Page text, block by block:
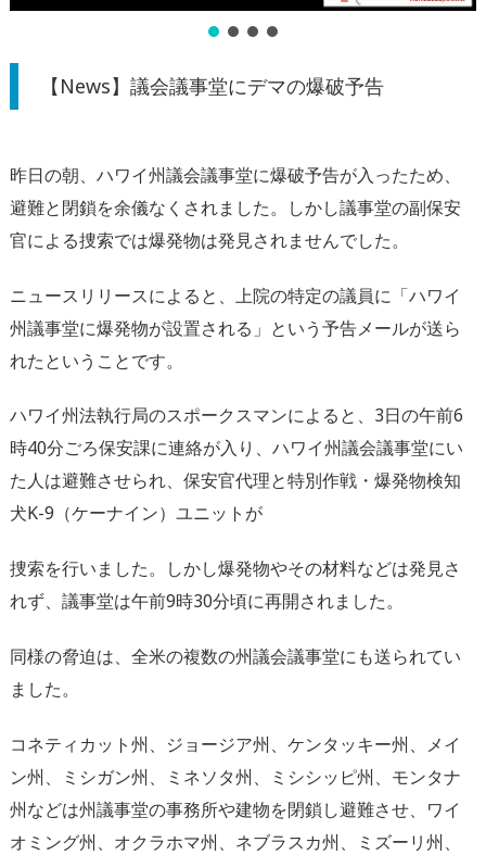
【News】議会議事堂にデマの爆破予告
昨日の朝、ハワイ州議会議事堂に爆破予告が入ったため、
避難と閉鎖を余儀なくされました。しかし議事堂の副保安
官による捜索では爆発物は発見されませんでした。
ニュースリリースによると、上院の特定の議員に「ハワイ
州議事堂に爆発物が設置される」という予告メールが送ら
れたということです。
ハワイ州法執行局のスポークスマンによると、3日の午前6
時40分ごろ保安課に連絡が入り、ハワイ州議会議事堂にい
た人は避難させられ、保安官代理と特別作戦・爆発物検知
犬K-9（ケーナイン）ユニットが
捜索を行いました。しかし爆発物やその材料などは発見さ
れず、議事堂は午前9時30分頃に再開されました。
同様の脅迫は、全米の複数の州議会議事堂にも送られてい
ました。
コネティカット州、ジョージア州、ケンタッキー州、メイ
ン州、ミシガン州、ミネソタ州、ミシシッピ州、モンタナ
州などは州議事堂の事務所や建物を閉鎖し避難させ、ワイ
オミング州、オクラホマ州、ネブラスカ州、ミズーリ州、